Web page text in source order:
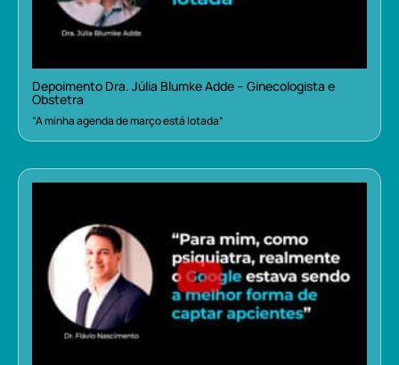
Depoimento Dra. Júlia Blumke Adde – Ginecologista e
Obstetra
“A minha agenda de março está lotada”